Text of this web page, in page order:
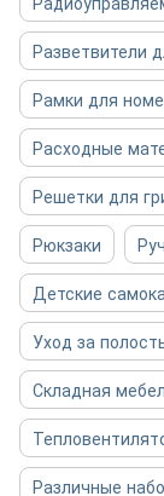
Разветвители
Рамки для
Решетки для
Рюкзаки
Детские
Уход за
Складная
Различные